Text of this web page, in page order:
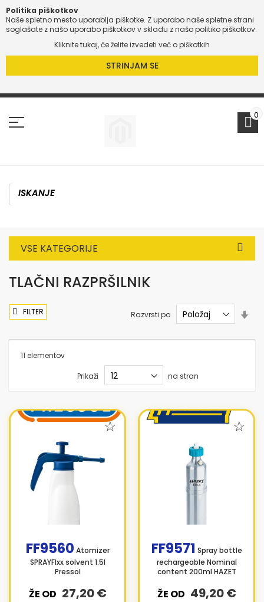
Politika piškotkov
Naše spletno mesto uporablja piškotke. Z uporabo naše spletne strani
soglašate z našo uporabo piškotkov v skladu z našo politiko piškotkov.
Kliknite tukaj, če želite izvedeti več o piškotkih
STRINJAM SE
Preskoči
0
VSE KATEGORIJE
TLAČNI RAZPRŠILNIK
11 elementov
Prikaži na stran
Razvrsti po
FF9560 Atomizer
SPRAYFIxx solvent 1.5l
Pressol
ŽE OD 27,20 €
FF9571 Spray bottle
rechargeable Nominal
content 200ml HAZET
ŽE OD 49,20 €
FILTER